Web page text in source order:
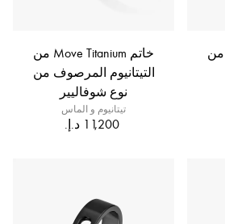
خاتم Move Titanium من
خاتم Move Titanium من
التيتانيوم المرصوف من
نوع شوفاليير
تيتانيوم و الماس